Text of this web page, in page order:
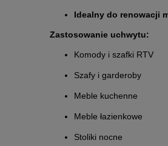
Idealny do renowacji
Zastosowanie uchwytu:
Komody i szafki RTV
Szafy i garderoby
Meble kuchenne
Meble łazienkowe
Stoliki nocne